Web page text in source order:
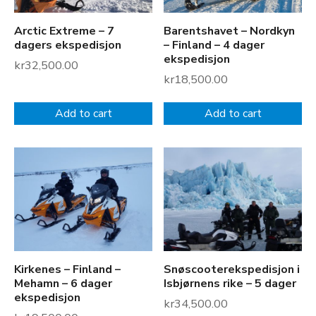
Arctic Extreme – 7
dagers ekspedisjon
kr32,500.00
Add to cart
Barentshavet – Nordkyn
– Finland – 4 dager
ekspedisjon
kr18,500.00
Add to cart
Kirkenes – Finland –
Mehamn – 6 dager
ekspedisjon
Snøscooterekspedisjon i
Isbjørnens rike – 5 dager
kr34,500.00